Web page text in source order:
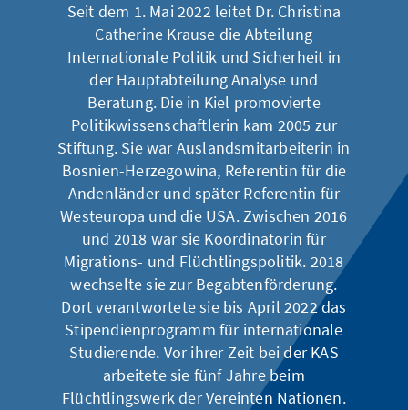
Seit dem 1. Mai 2022 leitet Dr. Christina
Catherine Krause die Abteilung
Internationale Politik und Sicherheit in
der Hauptabteilung Analyse und
Beratung. Die in Kiel promovierte
Politikwissenschaftlerin kam 2005 zur
Stiftung. Sie war Auslandsmitarbeiterin in
Bosnien-Herzegowina, Referentin für die
Andenländer und später Referentin für
Westeuropa und die USA. Zwischen 2016
und 2018 war sie Koordinatorin für
Migrations- und Flüchtlingspolitik. 2018
wechselte sie zur Begabtenförderung.
Dort verantwortete sie bis April 2022 das
Stipendienprogramm für internationale
Studierende. Vor ihrer Zeit bei der KAS
arbeitete sie fünf Jahre beim
Flüchtlingswerk der Vereinten Nationen.